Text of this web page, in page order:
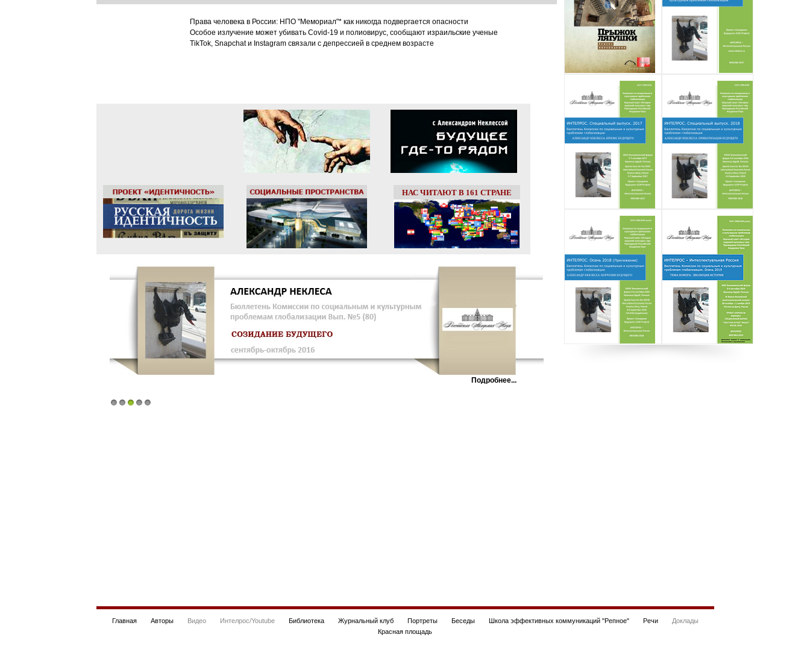
Права человека в России: НПО "Мемориал"* как никогда подвергается опасности
Особое излучение может убивать Covid-19 и полиовирус, сообщают израильские ученые
TikTok, Snapchat и Instagram связали с депрессией в среднем возрасте
НАС ЧИТАЮТ В 161 СТРАНЕ
Подробнее...
Главная Авторы Видео Интелрос/Youtube Библиотека Журнальный клуб Портреты Беседы Школа эффективных коммуникаций "Репное" Речи
Доклады
Красная площадь